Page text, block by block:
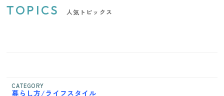
TOPICS 人気トピックス
CATEGORY
暮らし方/ライフスタイル